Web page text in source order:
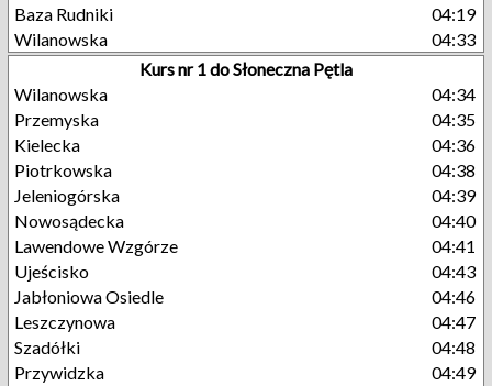
Baza Rudniki
04:19
Wilanowska
04:33
Kurs nr 1 do Słoneczna Pętla
Wilanowska
04:34
Przemyska
04:35
Kielecka
04:36
Piotrkowska
04:38
Jeleniogórska
04:39
Nowosądecka
04:40
Lawendowe Wzgórze
04:41
Ujeścisko
04:43
Jabłoniowa Osiedle
04:46
Leszczynowa
04:47
Szadółki
04:48
Przywidzka
04:49